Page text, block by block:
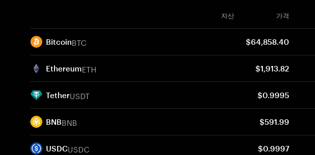
자산 가격
BitcoinBTC $64,858.40
EthereumETH $1,913.82
TetherUSDT $0.9995
BNBBNB $591.99
USDCUSDC $0.9997